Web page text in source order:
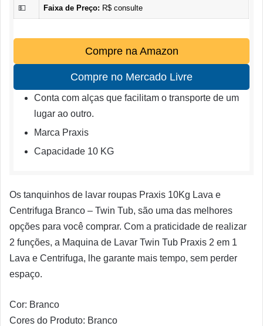
💵 Faixa de Preço: R$ consulte
Compre na Amazon
Compre no Mercado Livre
Conta com alças que facilitam o transporte de um
lugar ao outro.
Marca Praxis
Capacidade 10 KG
Os tanquinhos de lavar roupas Praxis 10Kg Lava e
Centrifuga Branco – Twin Tub, são uma das melhores
opções para você comprar. Com a praticidade de realizar
2 funções, a Maquina de Lavar Twin Tub Praxis 2 em 1
Lava e Centrifuga, lhe garante mais tempo, sem perder
espaço.
Cor: Branco
Cores do Produto: Branco